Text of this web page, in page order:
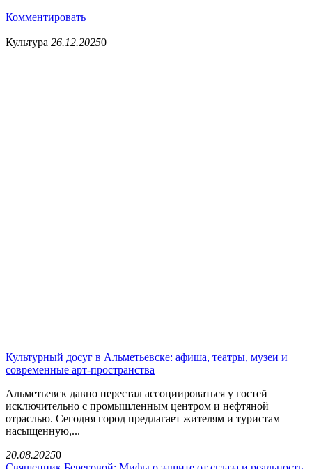
Комментировать
Культура 26.12.20250
Культурный досуг в Альметьевске: афиша, театры, музеи и
современные арт-пространства
Альметьевск давно перестал ассоциироваться у гостей
исключительно с промышленным центром и нефтяной
отраслью. Сегодня город предлагает жителям и туристам
насыщенную,...
20.08.20250